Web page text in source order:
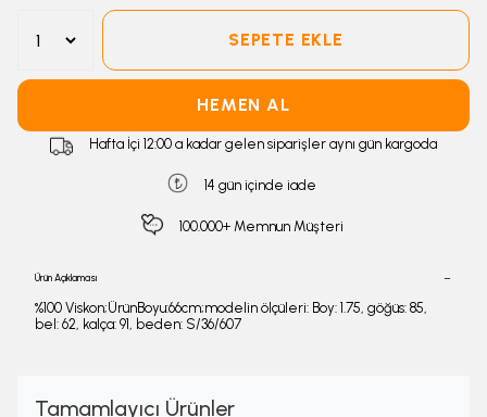
SEPETE EKLE
HEMEN AL
Hafta İçi 12:00 a kadar gelen siparişler aynı gün kargoda
14 gün içinde iade
100.000+ Memnun Müşteri
Ürün Açıklaması
%100 Viskon;ÜrünBoyu:66cm;modelin ölçüleri: Boy: 1.75, göğüs: 85,
bel: 62, kalça: 91, beden: S/36/607
Tamamlayıcı Ürünler